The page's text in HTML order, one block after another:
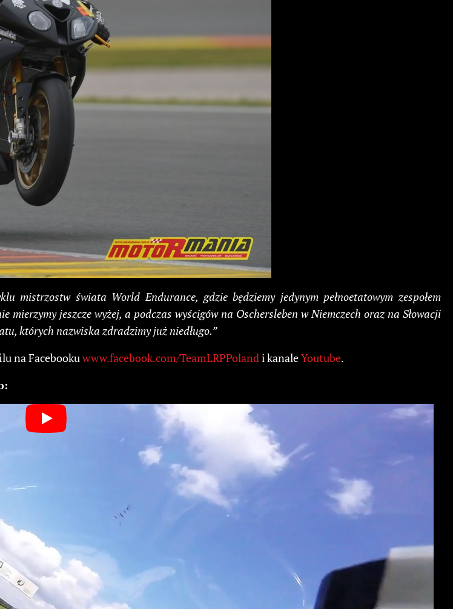
mistrzostw świata World Endurance, gdzie będziemy jedynym pełnoetatowym zespołem
mierzymy jeszcze wyżej, a podczas wyścigów na Oschersleben w Niemczech oraz na Słowacji
których nazwiska zdradzimy już niedługo.”
na Facebookuwww.facebook.com/TeamLRPPolandi kanaleYoutube.